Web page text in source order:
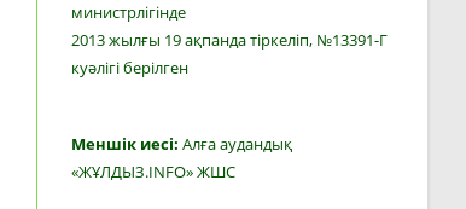
министрлігінде
2013 жылғы 19 ақпанда тіркеліп, №13391-Г
куәлігі берілген
Меншік иесі: Алға аудандық
«ЖҰЛДЫЗ.INFO» ЖШС